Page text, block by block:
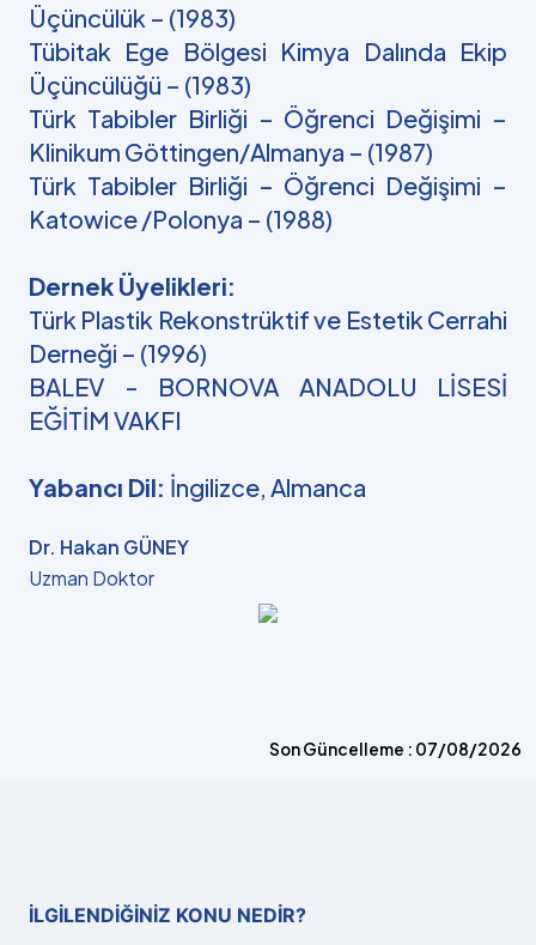
Üçüncülük – (1983)
Tübitak Ege Bölgesi Kimya Dalında Ekip
Üçüncülüğü – (1983)
Türk Tabibler Birliği – Öğrenci Değişimi –
Klinikum Göttingen/Almanya – (1987)
Türk Tabibler Birliği – Öğrenci Değişimi –
Katowice /Polonya – (1988)
Dernek Üyelikleri:
Türk Plastik Rekonstrüktif ve Estetik Cerrahi
Derneği – (1996)
BALEV - BORNOVA ANADOLU LİSESİ
EĞİTİM VAKFI
Yabancı Dil: İngilizce, Almanca
Dr. Hakan GÜNEY
Uzman Doktor
Son Güncelleme : 07/08/2026
İLGILENDIĞINIZ KONU NEDIR?